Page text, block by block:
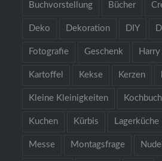
Buchvorstellung Bücher
Deko Dekoration DIY
Fotografie Geschenk
Kartoffel Kekse Kerzen
Kleine Kleinigkeiten Kochbuch
Kuchen Kürbis Lagerküche
Messe Montagsfrage